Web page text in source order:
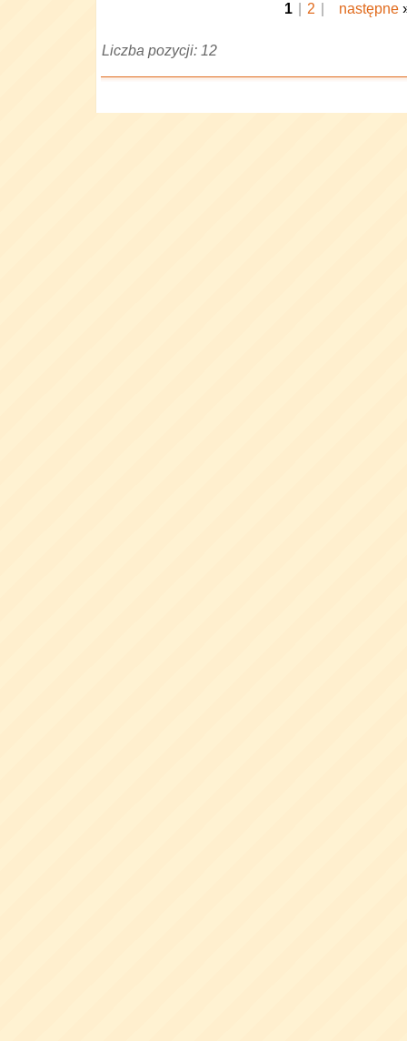
1 | 2 | następne
Liczba pozycji: 12